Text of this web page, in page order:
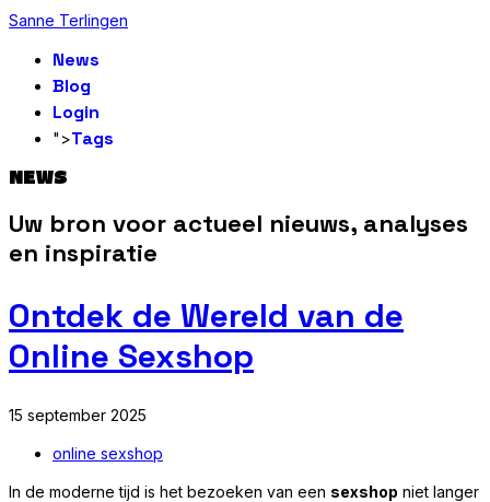
Sanne Terlingen
News
Blog
Login
">Tags
NEWS
Uw bron voor actueel nieuws, analyses
en inspiratie
Ontdek de Wereld van de
Online Sexshop
15 september 2025
online sexshop
In de moderne tijd is het bezoeken van een sexshop niet langer